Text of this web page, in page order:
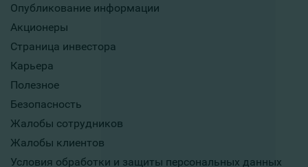
Опубликование информации
Акционеры
Страница инвестора
Карьера
Полезное
Безопасность
Жалобы сотрудников
Жалобы клиентов
Условия обработки и защиты персональных данных